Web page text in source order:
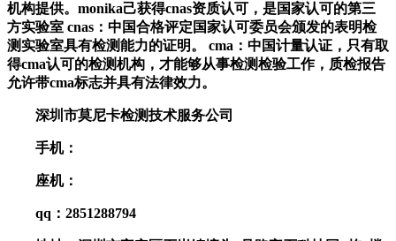
机构提供。monika己获得cnas资质认可，是国家认可的第三
方实验室 cnas：中国合格评定国家认可委员会颁发的表明检
测实验室具有检测能力的证明。 cma：中国计量认证，只有取
得cma认可的检测机构，才能够从事检测检验工作，质检报告
允许带cma标志并具有法律效力。
深圳市莫尼卡检测技术服务公司
手机：
座机：
qq：2851288794